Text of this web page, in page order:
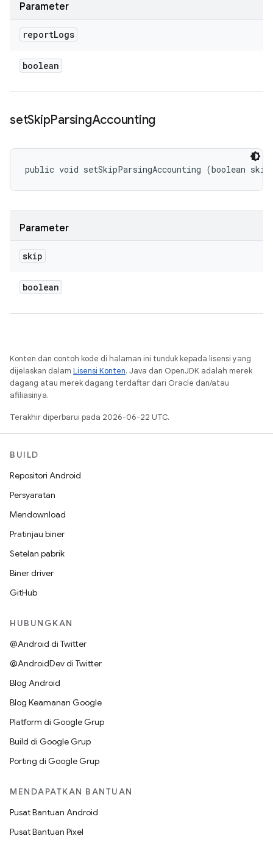
Parameter
reportLogs
boolean
setSkipParsingAccounting
public void setSkipParsingAccounting (boolean
Parameter
skip
boolean
Konten dan contoh kode di halaman ini tunduk kepada lisensi yang
dijelaskan dalam Lisensi Konten. Java dan OpenJDK adalah merek
dagang atau merek dagang terdaftar dari Oracle dan/atau
afiliasinya.
Terakhir diperbarui pada 2026-06-22 UTC.
BUILD
Repositori Android
Persyaratan
Mendownload
Pratinjau biner
Setelan pabrik
Biner driver
GitHub
HUBUNGKAN
@Android di Twitter
@AndroidDev di Twitter
Blog Android
Blog Keamanan Google
Platform di Google Grup
Build di Google Grup
Porting di Google Grup
MENDAPATKAN BANTUAN
Pusat Bantuan Android
Pusat Bantuan Pixel